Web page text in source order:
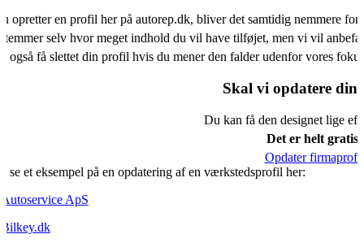
opretter en profil her på autorep.dk, bliver det samtidig nemmere
selv hvor meget indhold du vil have tilføjet, men vi vil
også få slettet din profil hvis du mener den falder udenfor vores
Skal vi opdatere din
Du kan få den designet lige
Det er helt gratis.
Opdater firmaprofil
se et eksempel på en opdatering af en værkstedsprofil her:
Autoservice ApS
Bilkey.dk